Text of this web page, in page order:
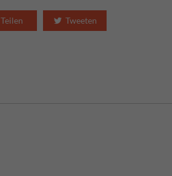
Teilen Tweeten